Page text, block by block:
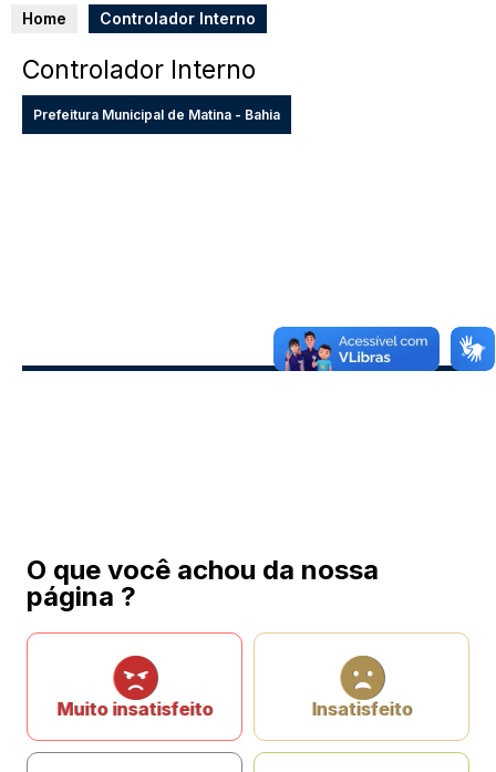
Home
Controlador Interno
Controlador Interno
Prefeitura Municipal de Matina - Bahia
O que você achou da nossa
página ?
Muito insatisfeito Insatisfeito